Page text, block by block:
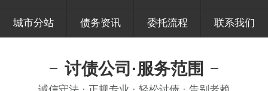
城市分站 债务资讯 委托流程 联系我们
讨债公司·服务范围